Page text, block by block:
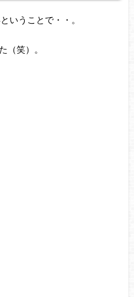
いうことで・・。
（笑）。